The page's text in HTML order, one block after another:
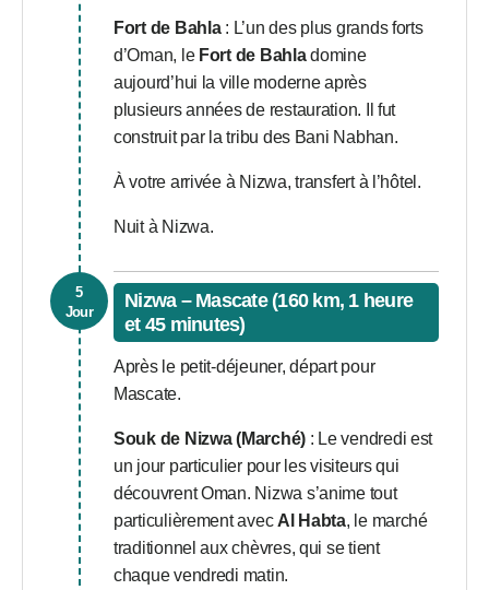
Fort de Bahla: L’un des plus grands forts
d’Oman, le Fort de Bahladomine
aujourd’hui la ville moderne après
plusieurs années de restauration. Il fut
construit par la tribu des Bani Nabhan.
À votre arrivée à Nizwa, transfert à l’hôtel.
Nuit à Nizwa.
5
Jour
Nizwa – Mascate (160 km, 1 heure
et 45 minutes)
Après le petit-déjeuner, départ pour
Mascate.
Souk de Nizwa (Marché) : Le vendredi est
un jour particulier pour les visiteurs qui
découvrent Oman. Nizwa s’anime tout
particulièrement avec Al Habta, le marché
traditionnel aux chèvres, qui se tient
chaque vendredi matin.